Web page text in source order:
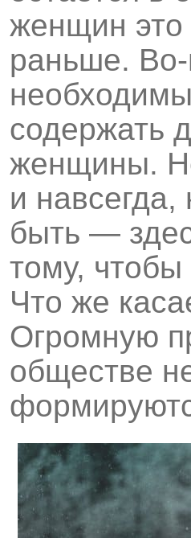
женщин это
раньше.
содержать
женщины.
и
быть —
тому,
Что же
Огромную
обществе